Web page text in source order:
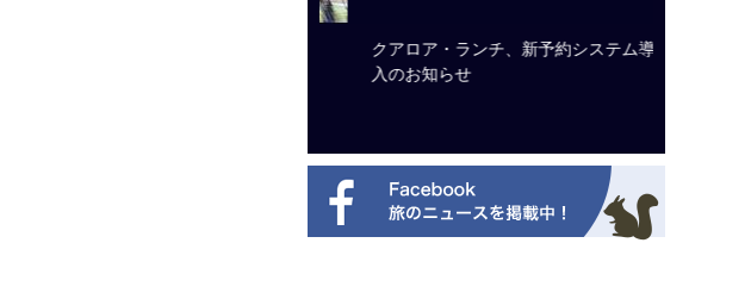
クアロア・ランチ、新予約システム導
入のお知らせ